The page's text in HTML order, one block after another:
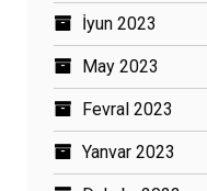
İyun 2023
May 2023
Fevral 2023
Yanvar 2023